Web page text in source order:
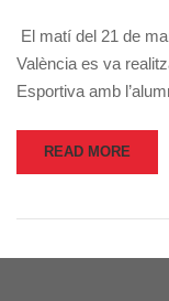
El matí del 21 de
València es va
Esportiva amb
READ MORE